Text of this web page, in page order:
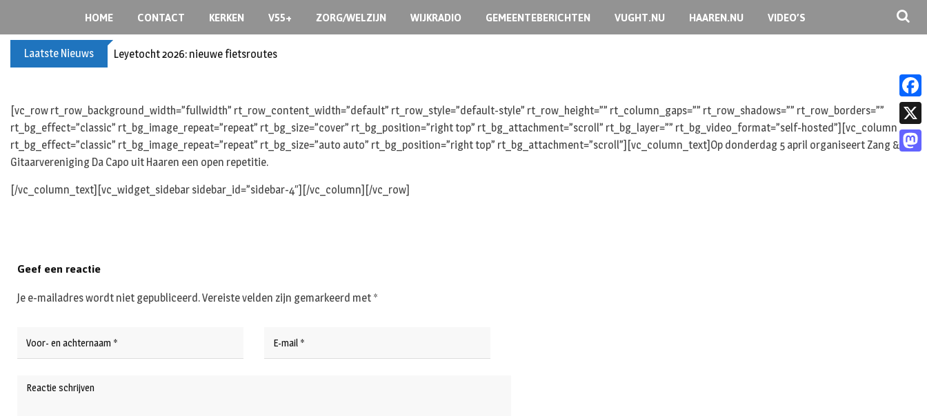
content
HOME CONTACT KERKEN V55+ ZORG/WELZIJN WIJKRADIO GEMEENTEBERICHTEN VUGHT.NU HAAREN.NU VIDEO’S
Laatste Nieuws Leyetocht 2026: nieuwe fietsroutes
[vc_row rt_row_background_width=”fullwidth” rt_row_content_width=”default” rt_row_style=”default-style” rt_row_height=”” rt_column_gaps=”” rt_row_shadows=”” rt_row_borders=””
rt_bg_effect=”classic” rt_bg_image_repeat=”repeat” rt_bg_size=”cover” rt_bg_position=”right top” rt_bg_attachment=”scroll” rt_bg_layer=”” rt_bg_video_format=”self-hosted”][vc_column
rt_bg_effect=”classic” rt_bg_image_repeat=”repeat” rt_bg_size=”auto auto” rt_bg_position=”right top” rt_bg_attachment=”scroll”][vc_column_text]Op donderdag 5 april organiseert Zang &
Gitaarvereniging Da Capo uit Haaren een open repetitie.
[/vc_column_text][vc_widget_sidebar sidebar_id=”sidebar-4″][/vc_column][/vc_row]
Geef een reactie
Je e-mailadres wordt niet gepubliceerd.Vereiste velden zijn gemarkeerd met *
F
a
c
X